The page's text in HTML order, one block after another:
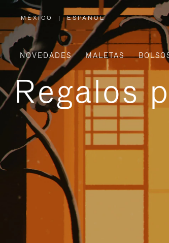
MÉXICO
,
ELIGE
LA
UBICACIÓN
| ESPAÑOL
NOVEDADES MALETAS
Regalos